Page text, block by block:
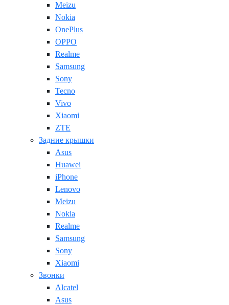
Meizu
Nokia
OnePlus
OPPO
Realme
Samsung
Sony
Tecno
Vivo
Xiaomi
ZTE
Задние крышки
Asus
Huawei
iPhone
Lenovo
Meizu
Nokia
Realme
Samsung
Sony
Xiaomi
Звонки
Alcatel
Asus